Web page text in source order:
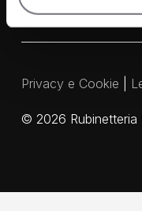
Privacy e Cookie
© 2026